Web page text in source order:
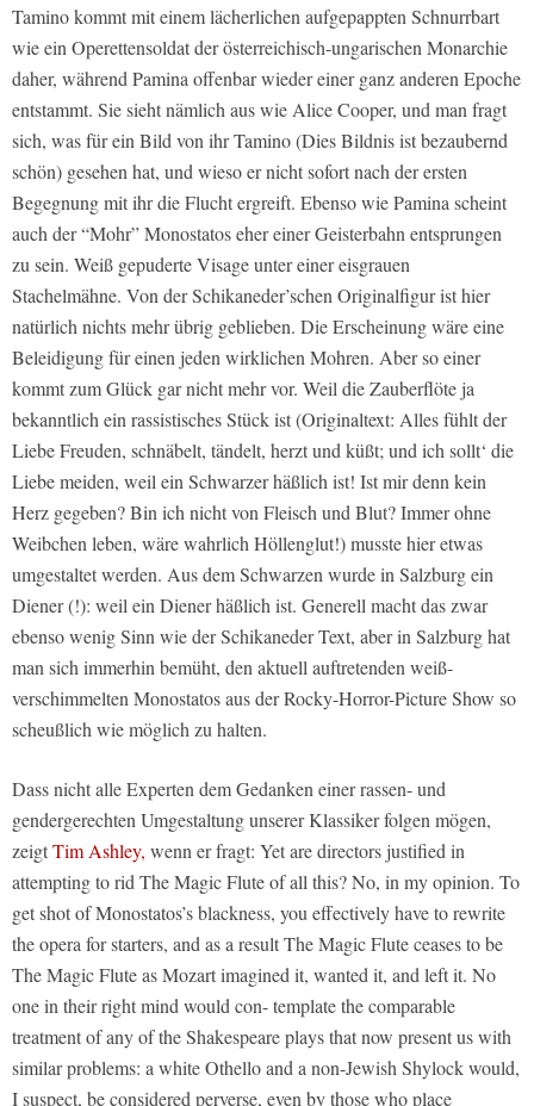
Tamino kommt mit einem lächerlichen aufgepappten Schnurrbart
wie ein Operettensoldat der österreichisch-ungarischen Monarchie
daher, während Pamina offenbar wieder einer ganz anderen Epoche
entstammt. Sie sieht nämlich aus wie Alice Cooper, und man fragt
sich, was für ein Bild von ihr Tamino (Dies Bildnis ist bezaubernd
schön) gesehen hat, und wieso er nicht sofort nach der ersten
Begegnung mit ihr die Flucht ergreift. Ebenso wie Pamina scheint
auch der “Mohr” Monostatos eher einer Geisterbahn entsprungen
zu sein. Weiß gepuderte Visage unter einer eisgrauen
Stachelmähne. Von der Schikaneder’schen Originalfigur ist hier
natürlich nichts mehr übrig geblieben. Die Erscheinung wäre eine
Beleidigung für einen jeden wirklichen Mohren. Aber so einer
kommt zum Glück gar nicht mehr vor. Weil die Zauberflöte ja
bekanntlich ein rassistisches Stück ist (Originaltext: Alles fühlt der
Liebe Freuden, schnäbelt, tändelt, herzt und küßt; und ich sollt‘ die
Liebe meiden, weil ein Schwarzer häßlich ist! Ist mir denn kein
Herz gegeben? Bin ich nicht von Fleisch und Blut? Immer ohne
Weibchen leben, wäre wahrlich Höllenglut!) musste hier etwas
umgestaltet werden. Aus dem Schwarzen wurde in Salzburg ein
Diener (!): weil ein Diener häßlich ist. Generell macht das zwar
ebenso wenig Sinn wie der Schikaneder Text, aber in Salzburg hat
man sich immerhin bemüht, den aktuell auftretenden weiß-
verschimmelten Monostatos aus der Rocky-Horror-Picture Show so
scheußlich wie möglich zu halten.
Dass nicht alle Experten dem Gedanken einer rassen- und
gendergerechten Umgestaltung unserer Klassiker folgen mögen,
zeigtTim Ashley, wenn er fragt: Yet are directors justified in
attempting to rid The Magic Flute of all this? No, in my opinion. To
get shot of Monostatos’s blackness, you effectively have to rewrite
the opera for starters, and as a result The Magic Flute ceases to be
The Magic Flute as Mozart imagined it, wanted it, and left it. No
one in their right mind would con- template the comparable
treatment of any of the Shakespeare plays that now present us with
similar problems: a white Othello and a non-Jewish Shylock would,
I suspect, be considered perverse, even by those who place